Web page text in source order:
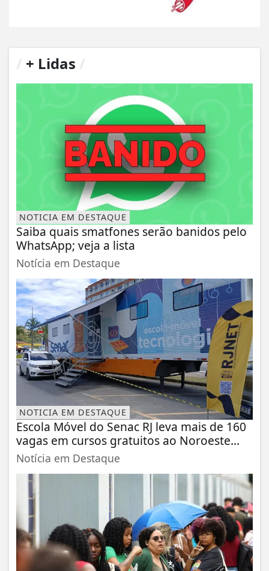
+ Lidas
NOTICIA EM DESTAQUE
Saiba quais smatfones serão banidos pelo
WhatsApp; veja a lista
Notícia em Destaque
NOTICIA EM DESTAQUE
Escola Móvel do Senac RJ leva mais de 160
vagas em cursos gratuitos ao Noroeste...
Notícia em Destaque